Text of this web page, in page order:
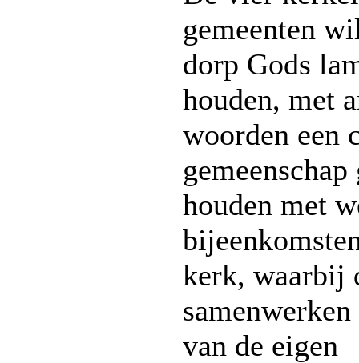
gemeenten
dorp Gods
houden, met
woorden een
gemeenschap
houden met
kerk, waarbij
van de eigen